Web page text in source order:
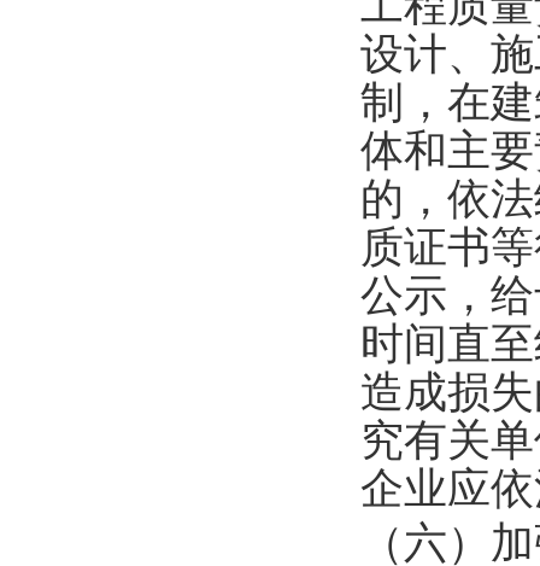
设计、
制，在
体和主
的，依
质证书
公示，
时间直
造成损
究有关
企业应
（六）